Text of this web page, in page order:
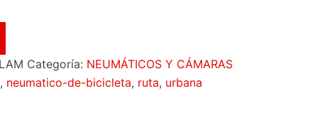
Categoría: NEUMÁTICOS Y CÁMARAS
, neumatico-de-bicicleta, ruta, urbana